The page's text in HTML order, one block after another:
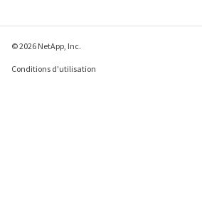
© 2026 NetApp, Inc.
Conditions d'utilisation